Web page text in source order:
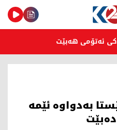
ئەتۆمی هەبێت
بەدواوە ئێمە